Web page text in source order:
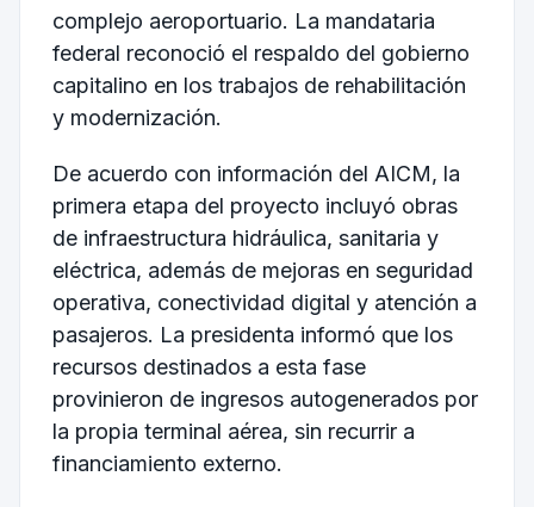
complejo aeroportuario. La mandataria
federal reconoció el respaldo del gobierno
capitalino en los trabajos de rehabilitación
y modernización.
De acuerdo con información del AICM, la
primera etapa del proyecto incluyó obras
de infraestructura hidráulica, sanitaria y
eléctrica, además de mejoras en seguridad
operativa, conectividad digital y atención a
pasajeros. La presidenta informó que los
recursos destinados a esta fase
provinieron de ingresos autogenerados por
la propia terminal aérea, sin recurrir a
financiamiento externo.